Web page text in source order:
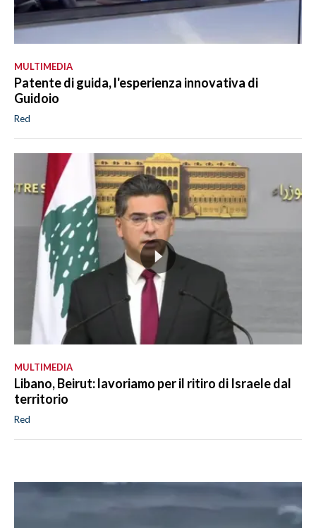
MULTIMEDIA
Patente di guida, l'esperienza innovativa di
Guidoio
Red
MULTIMEDIA
Libano, Beirut: lavoriamo per il ritiro di Israele dal
territorio
Red